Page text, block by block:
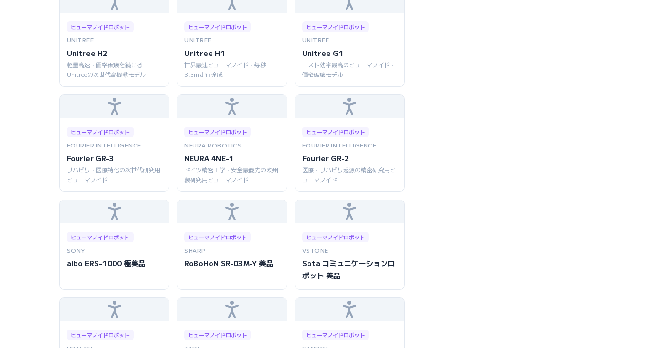
ヒューマノイドロボット
UNITREE
Unitree H2
軽量高速・価格破壊を続ける
Unitreeの次世代高機動モデル
ヒューマノイドロボット
UNITREE
Unitree H1
世界最速ヒューマノイド・毎秒
3.3m走行達成
ヒューマノイドロボット
UNITREE
Unitree G1
コスト効率最高のヒューマノイド・
価格破壊モデル
ヒューマノイドロボット
FOURIER INTELLIGENCE
Fourier GR-3
リハビリ・医療特化の次世代研究用
ヒューマノイド
ヒューマノイドロボット
NEURA ROBOTICS
NEURA 4NE-1
ドイツ精密工学・安全最優先の欧州
製研究用ヒューマノイド
ヒューマノイドロボット
FOURIER INTELLIGENCE
Fourier GR-2
医療・リハビリ起源の精密研究用ヒ
ューマノイド
ヒューマノイドロボット
SONY
aibo ERS-1000 極美品
ヒューマノイドロボット
SHARP
RoBoHoN SR-03M-Y 美品
ヒューマノイドロボット
VSTONE
Sota コミュニケーションロ
ボット 美品
ヒューマノイドロボット ヒューマノイドロボット ヒューマノイドロボット